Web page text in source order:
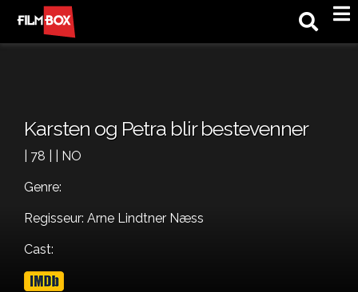
Karsten og Petra blir bestevenner
| 78 | | NO
Genre:
Regisseur: Arne Lindtner Næss
Cast: